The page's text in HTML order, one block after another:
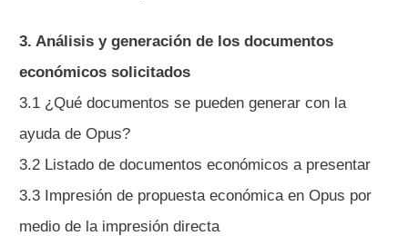
3. Análisis y generación de los documentos
económicos solicitados
3.1 ¿Qué documentos se pueden generar con la
ayuda de Opus?
3.2 Listado de documentos económicos a presentar
3.3 Impresión de propuesta económica en Opus por
medio de la impresión directa